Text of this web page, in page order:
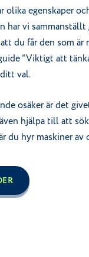
olika egenskaper
har vi
att du får den som
“Viktigt att
val.
osäker är det
hjälpa till att
du hyr maskiner av